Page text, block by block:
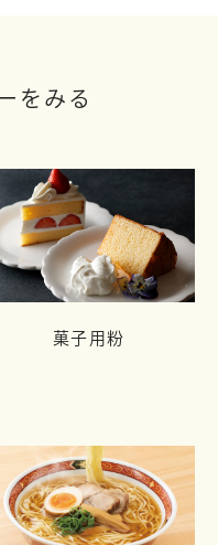
をみる
菓子用粉